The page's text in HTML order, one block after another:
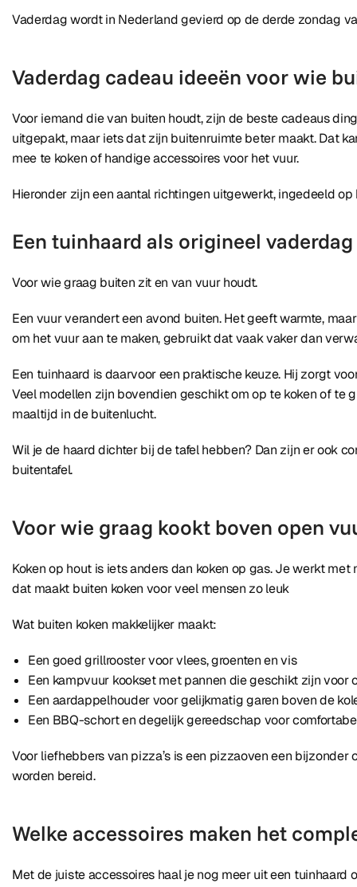
Vaderdag wordt in Nederland gevierd op de derde zondag
Vaderdag cadeau ideeën voor wie
Voor iemand die van buiten houdt, zijn de beste cadeaus
uitgepakt, maar iets dat zijn buitenruimte beter maakt. Dat
mee te koken of handige accessoires voor het vuur.
Hieronder zijn een aantal richtingen uitgewerkt, ingedeeld
Een tuinhaard als origineel
Voor wie graag buiten zit en van vuur houdt.
Een vuur verandert een avond buiten. Het geeft warmte,
om het vuur aan te maken, gebruikt dat vaak vaker dan
Een tuinhaard is daarvoor een praktische keuze. Hij zorgt
Veel modellen zijn bovendien geschikt om op te koken of te
maaltijd in de buitenlucht.
Wil je de haard dichter bij de tafel hebben? Dan zijn er ook
buitentafel.
Voor wie graag kookt boven open
Koken op hout is iets anders dan koken op gas. Je werkt
dat maakt buiten koken voor veel mensen zo leuk
Wat buiten koken makkelijker maakt:
Een goed grillrooster voor vlees, groenten en vis
Een kampvuur kookset met pannen die geschikt zijn voor
Een aardappelhouder voor gelijkmatig garen boven de
Een BBQ-schort en degelijk gereedschap voor
Voor liefhebbers van pizza’s is een pizzaoven een
worden bereid.
Welke accessoires maken het
Met de juiste accessoires haal je nog meer uit een tuinhaard